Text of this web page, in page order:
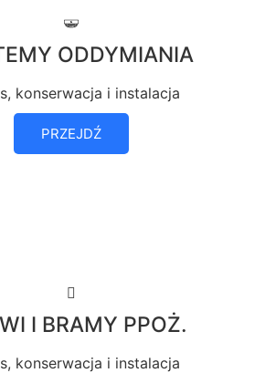
ODDYMIANIA
konserwacja i instalacja
PRZEJDŹ
I BRAMY PPOŻ.
konserwacja i instalacja